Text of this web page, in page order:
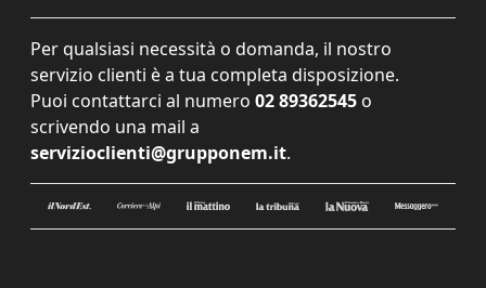
Per qualsiasi necessità o domanda, il nostro
servizio clienti è a tua completa disposizione.
Puoi contattarci al numero 02 89362545 o
scrivendo una mail a
servizioclienti@grupponem.it.